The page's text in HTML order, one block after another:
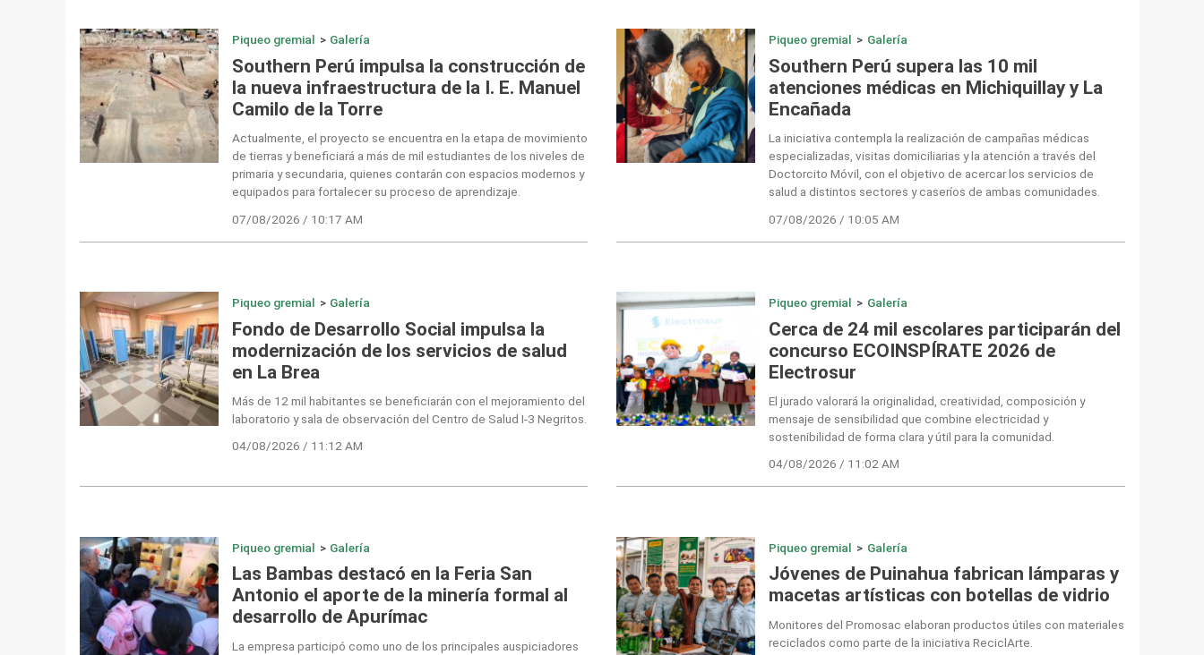
Piqueo gremial > Galería
Southern Perú impulsa la construcción de
la nueva infraestructura de la I. E. Manuel
Camilo de la Torre
Actualmente, el proyecto se encuentra en la etapa de movimiento
de tierras y beneficiará a más de mil estudiantes de los niveles de
primaria y secundaria, quienes contarán con espacios modernos y
equipados para fortalecer su proceso de aprendizaje.
07/08/2026 / 10:17 AM
Piqueo gremial > Galería
Southern Perú supera las 10 mil
atenciones médicas en Michiquillay y La
Encañada
La iniciativa contempla la realización de campañas médicas
especializadas, visitas domiciliarias y la atención a través del
Doctorcito Móvil, con el objetivo de acercar los servicios de
salud a distintos sectores y caseríos de ambas comunidades.
07/08/2026 / 10:05 AM
Piqueo gremial > Galería
Fondo de Desarrollo Social impulsa la
modernización de los servicios de salud
en La Brea
Más de 12 mil habitantes se beneficiarán con el mejoramiento del
laboratorio y sala de observación del Centro de Salud I-3 Negritos.
04/08/2026 / 11:12 AM
Piqueo gremial > Galería
Cerca de 24 mil escolares participarán del
concurso ECOINSPÍRATE 2026 de
Electrosur
El jurado valorará la originalidad, creatividad, composición y
mensaje de sensibilidad que combine electricidad y
sostenibilidad de forma clara y útil para la comunidad.
04/08/2026 / 11:02 AM
Piqueo gremial > Galería
Las Bambas destacó en la Feria San
Antonio el aporte de la minería formal al
desarrollo de Apurímac
La empresa participó como uno de los principales auspiciadores
Piqueo gremial > Galería
Jóvenes de Puinahua fabrican lámparas y
macetas artísticas con botellas de vidrio
Monitores del Promosac elaboran productos útiles con materiales
reciclados como parte de la iniciativa ReciclArte.